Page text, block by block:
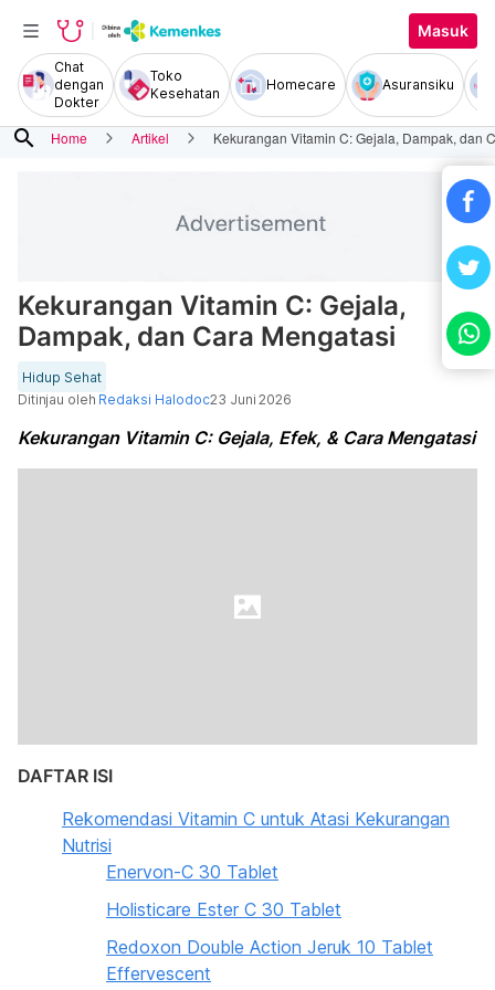
Masuk
Chat
dengan
Dokter
Toko
Kesehatan
Homecare Asuransiku
search Home Artikel Kekurangan Vitamin C: Gejala, Dampak, dan
Kekurangan Vitamin C: Gejala,
Dampak, dan Cara Mengatasi
Hidup Sehat
Ditinjau oleh Redaksi Halodoc23 Juni 2026
Kekurangan Vitamin C: Gejala, Efek, & Cara Mengatasi
DAFTAR ISI
Rekomendasi Vitamin C untuk Atasi Kekurangan
Nutrisi
Enervon-C 30 Tablet
Holisticare Ester C 30 Tablet
Redoxon Double Action Jeruk 10 Tablet
Effervescent